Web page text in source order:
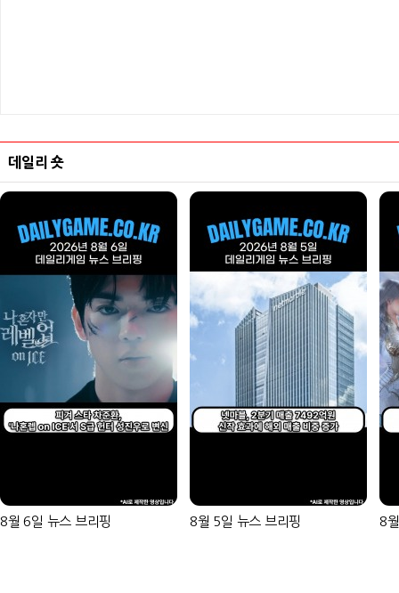
데일리 숏
8월 6일 뉴스 브리핑 8월 5일 뉴스 브리핑 8